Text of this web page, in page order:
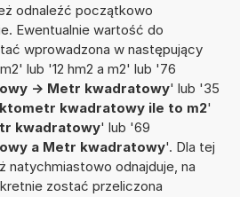
odnaleźć początkowo
Ewentualnie wartość do
wprowadzona w następujący
lub '12 hm2 a m2' lub '76
-> Metr kwadratowy' lub '35
kwadratowy ile to m2'
kwadratowy' lub '69
a Metr kwadratowy'. Dla tej
natychmiastowo odnajduje, na
zostać przeliczona